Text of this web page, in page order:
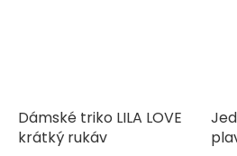
Dámské triko LILA LOVE
krátký rukáv